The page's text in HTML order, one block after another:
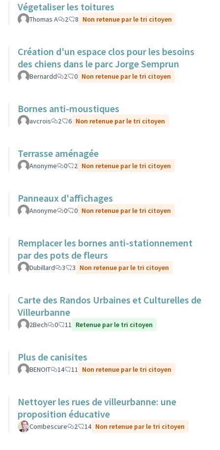
Végetaliser les toitures
Thomas A 2 8 Non retenue par le tri citoyen
Création d'un espace clos pour les besoins
des chiens dans le parc Jorge Semprun
Bernardd 2 0 Non retenue par le tri citoyen
Bornes anti-moustiques
avcrois 2 6 Non retenue par le tri citoyen
Terrasse aménagée
Anonyme 0 2 Non retenue par le tri citoyen
Panneaux d'affichages
Anonyme 0 0 Non retenue par le tri citoyen
Remplacer les bornes anti-stationnement
par des pots de fleurs
Dubillard 3 3 Non retenue par le tri citoyen
Carte des Randos Urbaines et Culturelles de
Villeurbanne
2Bech 0 11 Retenue par le tri citoyen
Plus de canisites
BENOIT 14 11 Non retenue par le tri citoyen
Nettoyer les rues de villeurbanne: une
proposition éducative
Combescure 2 14 Non retenue par le tri citoyen